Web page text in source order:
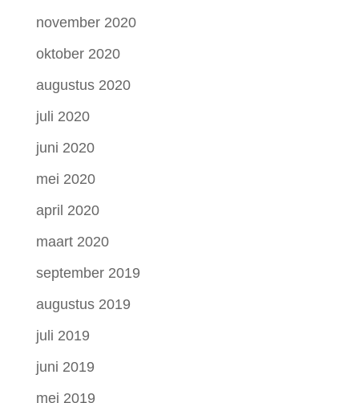
november 2020
oktober 2020
augustus 2020
juli 2020
juni 2020
mei 2020
april 2020
maart 2020
september 2019
augustus 2019
juli 2019
juni 2019
mei 2019